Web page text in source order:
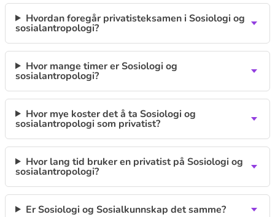
Hvordan foregår privatisteksamen i Sosiologi og
sosialantropologi?
Hvor mange timer er Sosiologi og
sosialantropologi?
Hvor mye koster det å ta Sosiologi og
sosialantropologi som privatist?
Hvor lang tid bruker en privatist på Sosiologi og
sosialantropologi?
Er Sosiologi og Sosialkunnskap det samme?